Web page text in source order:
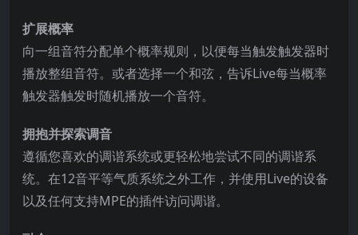
扩展概率
向一组音符分配单个概率规则，以便每当触发触发器时
播放整组音符。或者选择一个和弦，告诉Live每当概率
触发器触发时随机播放一个音符。
拥抱并探索调音
遵循您喜欢的调谐系统或更轻松地尝试不同的调谐系
统。在12音平等气质系统之外工作，并使用Live的设备
以及任何支持MPE的插件访问调谐。